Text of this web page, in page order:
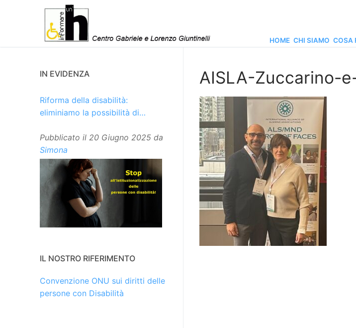
HOME CHI SIAMO COSA
AISLA-Zuccarino-
IN EVIDENZA
Riforma della disabilità:
eliminiamo la possibilità di
Pubblicato il 20 Giugno 2025 da
Simona
IL NOSTRO RIFERIMENTO
Convenzione ONU sui diritti delle
persone con Disabilità